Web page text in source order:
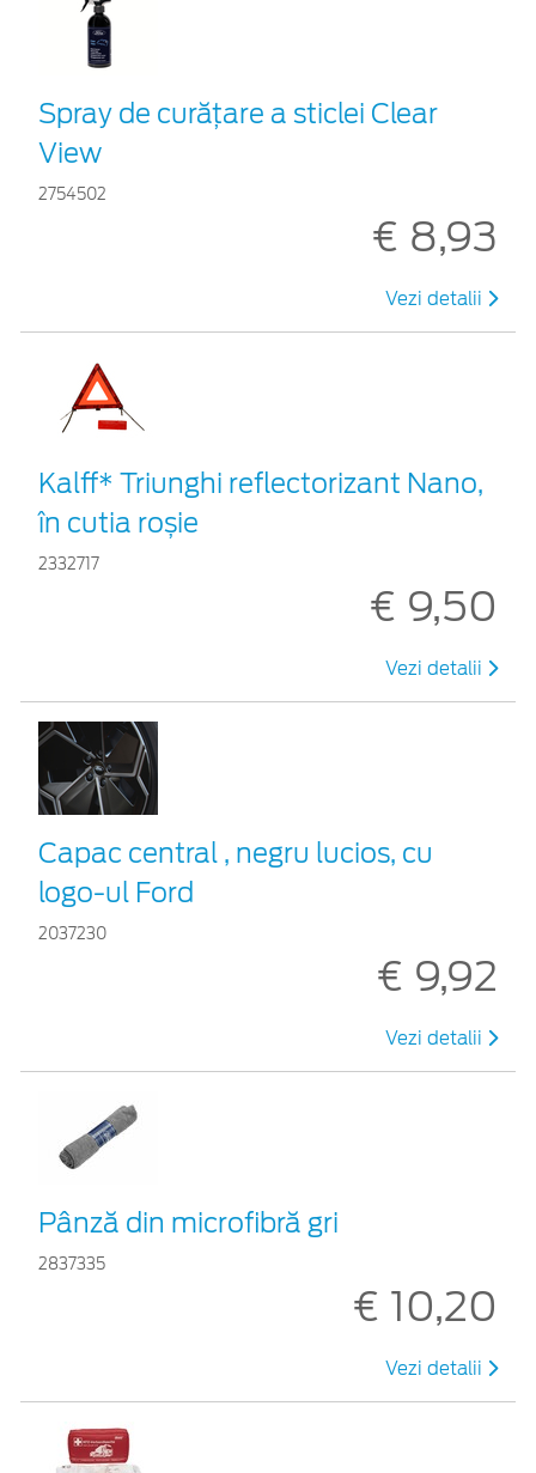
Spray de curățare a sticlei Clear
View
2754502
€ 8,93
Vezi detalii
Kalff* Triunghi reflectorizant Nano,
în cutia roșie
2332717
€ 9,50
Vezi detalii
Capac central , negru lucios, cu
logo-ul Ford
2037230
€ 9,92
Vezi detalii
Pânză din microfibră gri
2837335
€ 10,20
Vezi detalii